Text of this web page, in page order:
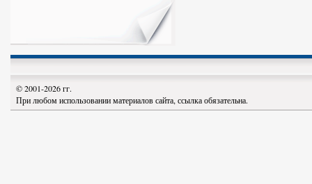
© 2001-2026 гг.
При любом использовании материалов сайта, ссылка обязательна.